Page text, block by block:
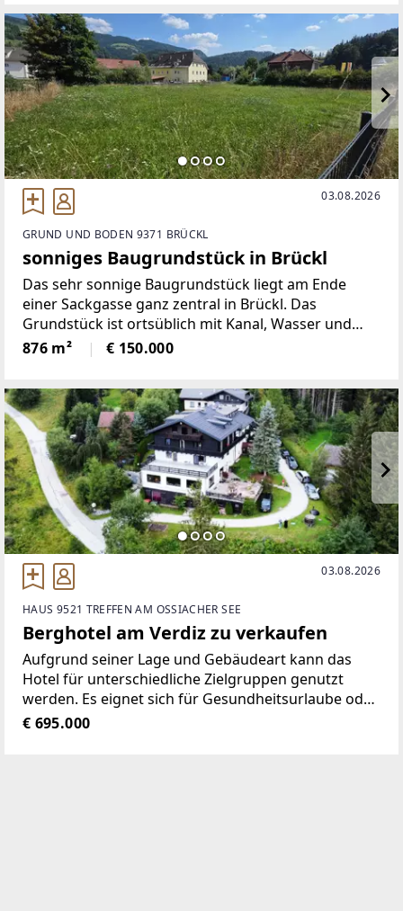
03.08.2026
GRUND UND BODEN 9371 BRÜCKL
sonniges Baugrundstück in Brückl
Das sehr sonnige Baugrundstück liegt am Ende
einer Sackgasse ganz zentral in Brückl. Das
Grundstück ist ortsüblich mit Kanal, Wasser und
Strom aufgeschlossen, Leitungen befinden sich im
Aufschließungsweg.Das Grundstück ist sofort
876 m² € 150.000
03.08.2026
HAUS 9521 TREFFEN AM OSSIACHER SEE
Berghotel am Verdiz zu verkaufen
Aufgrund seiner Lage und Gebäudeart kann das
Hotel für unterschiedliche Zielgruppen genutzt
werden. Es eignet sich für Gesundheitsurlaube oder
auch Sporturlaube mit Radfahren, Wandern, Angeln,
€ 695.000